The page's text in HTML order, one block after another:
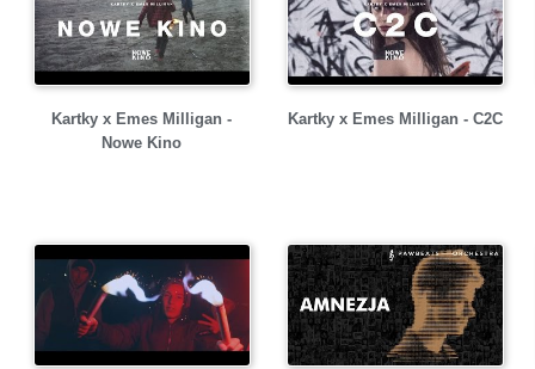
Kartky x Emes Milligan -
Nowe Kino
Kartky x Emes Milligan - C2C